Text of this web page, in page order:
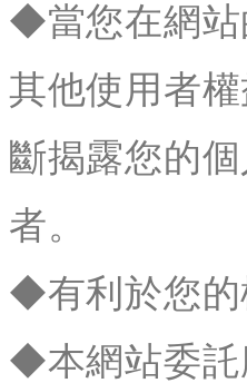
◆當您在網站
其他使用者
斷揭露您的
者。
◆有利於您的
◆本網站委託